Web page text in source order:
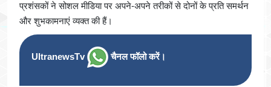
प्रशंसकों ने सोशल मीडिया पर अपने-अपने तरीकों से दोनों के प्रति समर्थन
और शुभकामनाएं व्यक्त की हैं।
UltranewsTv चैनल फॉलो करें।